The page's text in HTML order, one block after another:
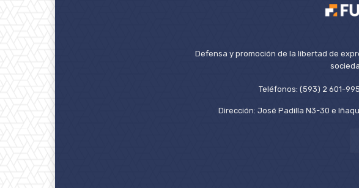
Defensa y promoción de la libertad de
Teléfonos: (593) 2 601-
Dirección: José Padilla N3-30 e